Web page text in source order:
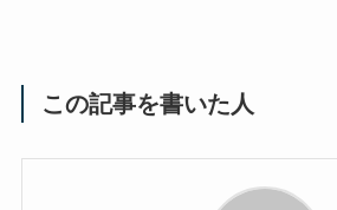
この記事を書いた人